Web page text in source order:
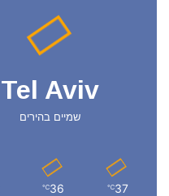
Tel Aviv
שמיים בהירים
37
℃
36
℃